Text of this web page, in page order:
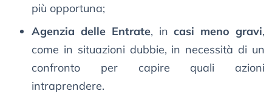
più opportuna;
Agenzia delle Entrate, incasi meno gravi,
come in situazioni dubbie, in necessità di un
confronto per capire quali azioni
intraprendere.